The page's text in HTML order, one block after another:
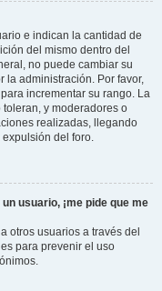
e indican la cantidad de
del mismo dentro del
no puede cambiar su
la administración. Por favor,
incrementar su rango. La
y moderadores o
realizadas, llegando
del foro.
usuario, ¡me pide que me
otros usuarios a través del
para prevenir el uso